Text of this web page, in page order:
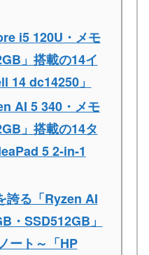
i5 120U・メモ
」搭載の14イ
14 dc14250」
AI 5 340・メモ
」搭載の14タ
5 2-in-1
誇る「Ryzen AI
・SSD512GB」
ート～「HP